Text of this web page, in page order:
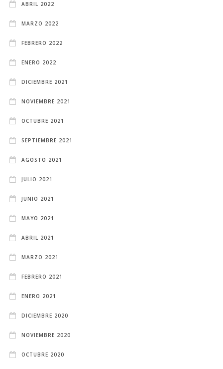
ABRIL 2022
MARZO 2022
FEBRERO 2022
ENERO 2022
DICIEMBRE 2021
NOVIEMBRE 2021
OCTUBRE 2021
SEPTIEMBRE 2021
AGOSTO 2021
JULIO 2021
JUNIO 2021
MAYO 2021
ABRIL 2021
MARZO 2021
FEBRERO 2021
ENERO 2021
DICIEMBRE 2020
NOVIEMBRE 2020
OCTUBRE 2020